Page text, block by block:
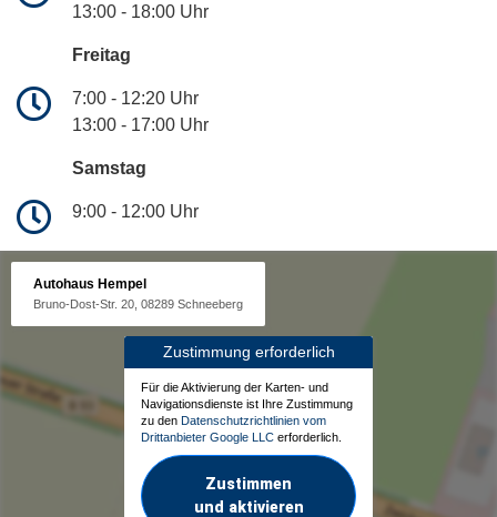
13:00 - 18:00 Uhr
Freitag
7:00 - 12:20 Uhr
13:00 - 17:00 Uhr
Samstag
9:00 - 12:00 Uhr
Autohaus Hempel
Bruno-Dost-Str. 20, 08289 Schneeberg
Zustimmung erforderlich
Für die Aktivierung der Karten- und
Navigationsdienste ist Ihre Zustimmung
zu den Datenschutzrichtlinien vom
Drittanbieter Google LLC erforderlich.
Zustimmen
und aktivieren